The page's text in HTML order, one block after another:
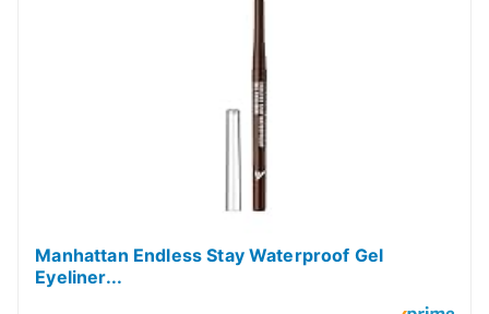
Manhattan Endless Stay Waterproof Gel
Eyeliner...